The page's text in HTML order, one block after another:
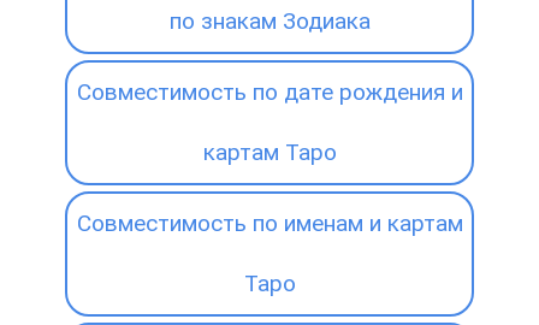
по знакам Зодиака
Совместимость по дате рождения и
картам Таро
Совместимость по именам и картам
Таро